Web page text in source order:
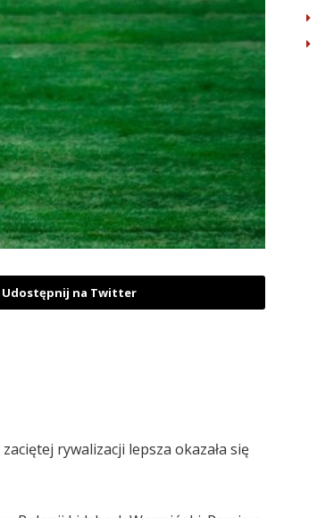
Udostępnij na Twitter
rywalizacji lepsza okazała się